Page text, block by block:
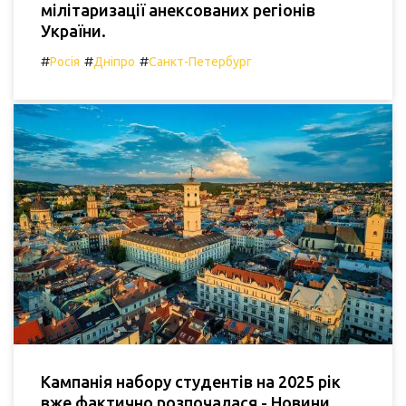
мілітаризації анексованих регіонів
України.
#Росія #Дніпро #Санкт-Петербург
Кампанія набору студентів на 2025 рік
вже фактично розпочалася - Новини